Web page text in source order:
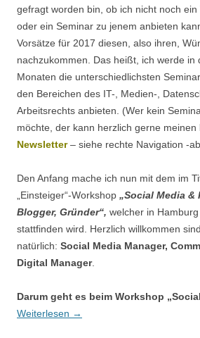
gefragt worden bin, ob ich nicht noch
oder ein Seminar zu jenem anbieten
Vorsätze für 2017 diesen, also ihren,
nachzukommen. Das heißt, ich werde in
Monaten die unterschiedlichsten
den Bereichen des IT-, Medien-,
Arbeitsrechts anbieten. (Wer kein
möchte, der kann herzlich gerne meinen
Newsletter– siehe rechte Navigation -
Den Anfang mache ich nun mit dem im
„Einsteiger“-Workshop „Social Media &
Blogger, Gründer“, welcher in
stattfinden wird. Herzlich willkommen
natürlich: Social Media Manager,
Digital Manager.
Darum geht es beim Workshop
Weiterlesen →